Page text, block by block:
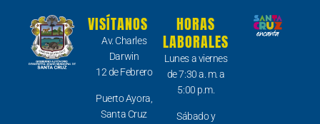
VISÍTANOS
Av. Charles
Darwin
12 de Febrero
Puerto Ayora,
Santa Cruz
HORAS
LABORALES
Lunes a viernes
de 7:30 a. m. a
5:00 p.m.
Sábado y